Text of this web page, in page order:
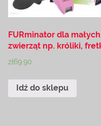
FURminator dla małych
zwierząt np. króliki,
zł69.90
Idź do sklepu